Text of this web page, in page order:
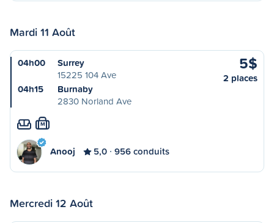
Mardi 11 Août
04h00
Surrey
15225 104 Ave
04h15
Burnaby
2830 Norland Ave
5$
2 places
M
Anooj 5,0 956 conduits
Mercredi 12 Août